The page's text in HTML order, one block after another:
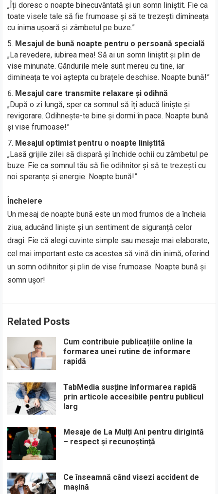
„Îți doresc o noapte binecuvântată și un somn liniștit. Fie ca
toate visele tale să fie frumoase și să te trezești dimineața
cu inima ușoară și zâmbetul pe buze.”
Mesajul de bună noapte pentru o persoană specială
„La revedere, iubirea mea! Să ai un somn liniștit și plin de
vise minunate. Gândurile mele sunt mereu cu tine, iar
dimineața te voi aștepta cu brațele deschise. Noapte bună!”
Mesajul care transmite relaxare și odihnă
„După o zi lungă, sper ca somnul să îți aducă liniște și
revigorare. Odihnește-te bine și dormi în pace. Noapte bună
și vise frumoase!”
Mesajul optimist pentru o noapte liniștită
„Lasă grijile zilei să dispară și închide ochii cu zâmbetul pe
buze. Fie ca somnul tău să fie odihnitor și să te trezești cu
noi speranțe și energie. Noapte bună!”
Încheiere
Un mesaj de noapte bună este un mod frumos de a încheia
ziua, aducând liniște și un sentiment de siguranță celor
dragi. Fie că alegi cuvinte simple sau mesaje mai elaborate,
cel mai important este ca acestea să vină din inimă, oferind
un somn odihnitor și plin de vise frumoase. Noapte bună și
somn ușor!
Related Posts
Cum contribuie publicațiile online la
formarea unei rutine de informare
rapidă
TabMedia susține informarea rapidă
prin articole accesibile pentru publicul
larg
Mesaje de La Mulți Ani pentru dirigintă
– respect și recunoștință
Ce înseamnă când visezi accident de
mașină